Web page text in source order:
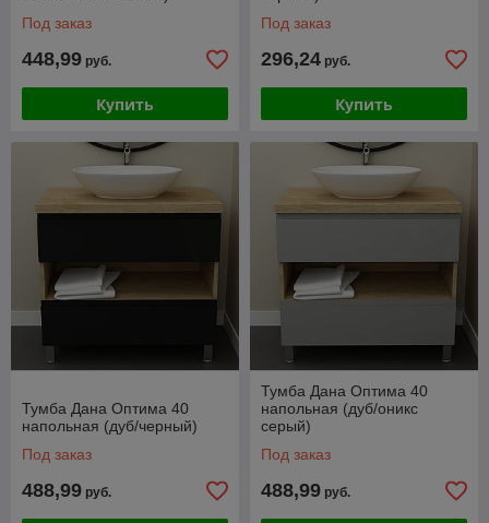
Под заказ
448,99 руб.
Купить
Под заказ
296,24 руб.
Купить
Тумба Дана Оптима 40
напольная (дуб/черный)
Под заказ
488,99 руб.
Тумба Дана Оптима 40
напольная (дуб/оникс
серый)
Под заказ
488,99 руб.